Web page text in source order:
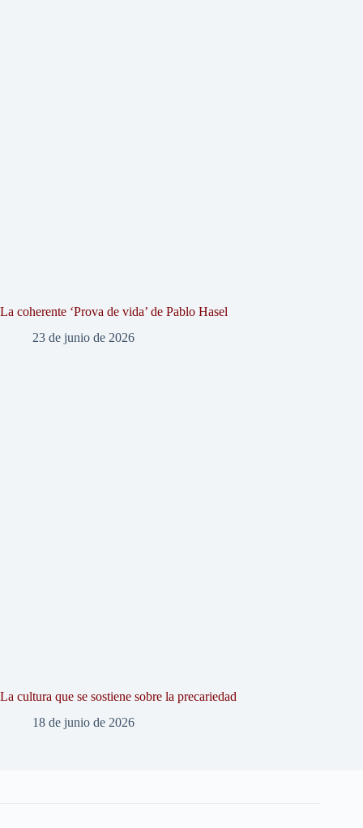
La coherente ‘Prova de vida’ de Pablo Hasel
23 de junio de 2026
La cultura que se sostiene sobre la precariedad
18 de junio de 2026